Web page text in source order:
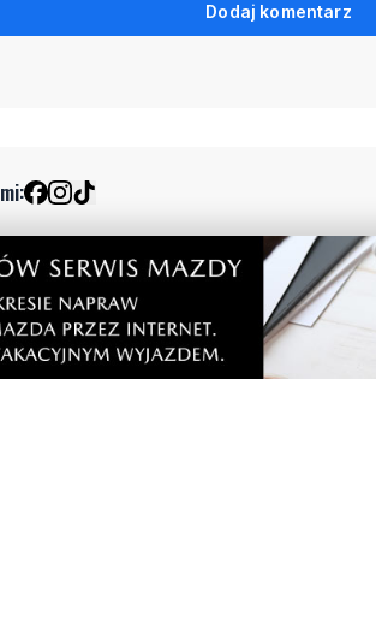
Dodaj komentarz